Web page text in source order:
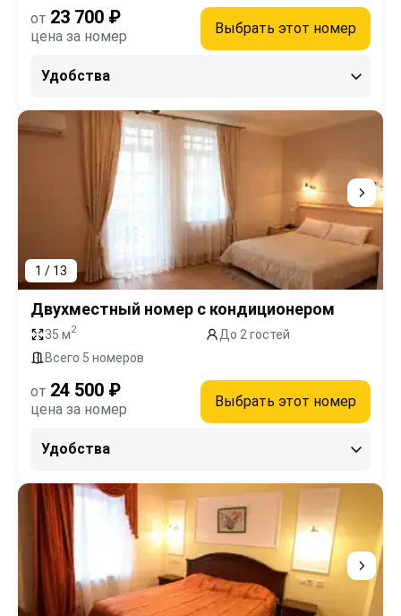
от 23 700 ₽
цена за номер Выбрать этот номер
Удобства
1 / 13
Двухместный номер с кондиционером
35 м2
До 2 гостей
Всего 5 номеров
от 24 500 ₽
цена за номер Выбрать этот номер
Удобства